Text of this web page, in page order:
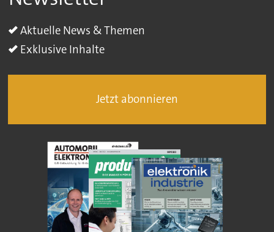
Aktuelle News & Themen
Exklusive Inhalte
Jetzt abonnieren